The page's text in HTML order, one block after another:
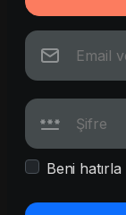
Beni hatırla